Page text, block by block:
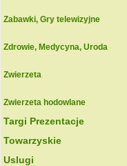
Zabawki, Gry telewizyjne
Zdrowie, Medycyna, Uroda
Zwierzeta
Zwierzeta hodowlane
Targi Prezentacje
Towarzyskie
Uslugi